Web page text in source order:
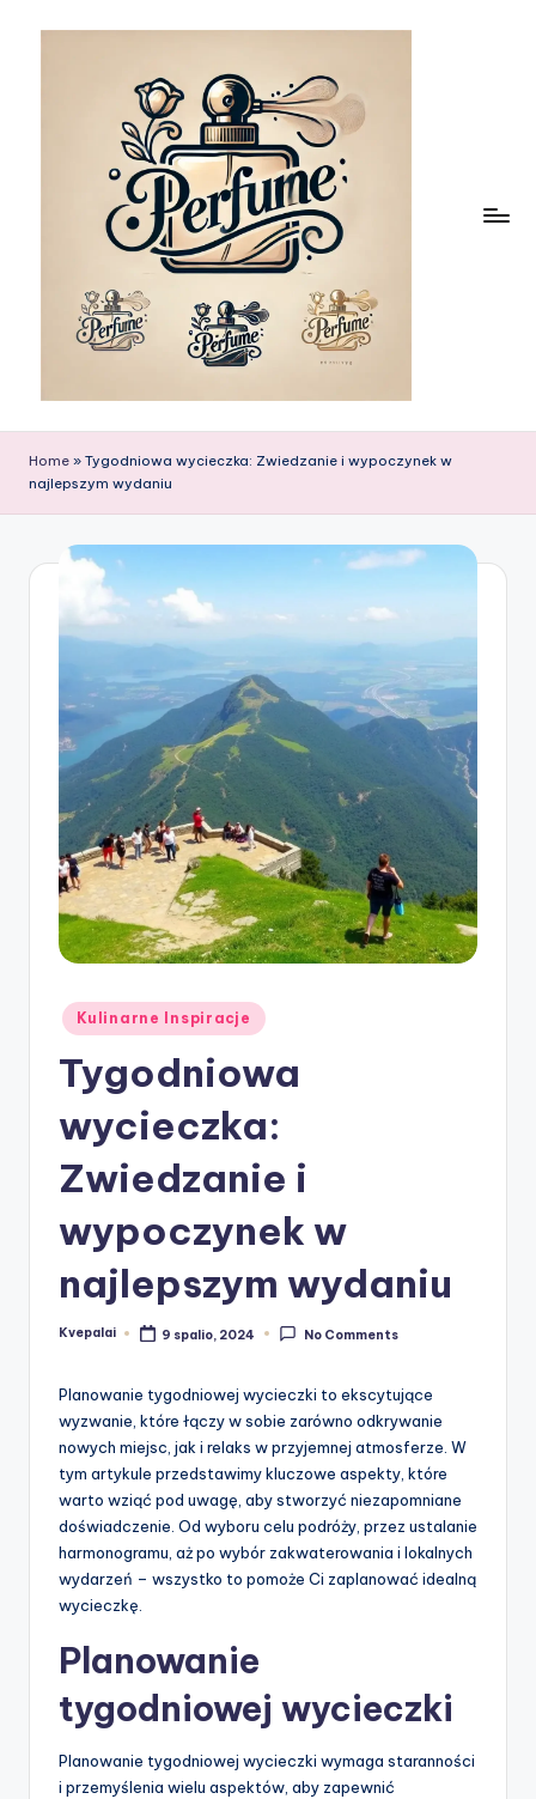
Home » Tygodniowa wycieczka: Zwiedzanie i wypoczynek w
najlepszym wydaniu
Posted
in
Kulinarne Inspiracje
Tygodniowa
wycieczka:
Zwiedzanie i
wypoczynek w
najlepszym wydaniu
Posted
Kvepalai 9 spalio, 2024 No Comments
Planowanie tygodniowej wycieczki to ekscytujące
wyzwanie, które łączy w sobie zarówno odkrywanie
nowych miejsc, jak i relaks w przyjemnej atmosferze. W
tym artykule przedstawimy kluczowe aspekty, które
warto wziąć pod uwagę, aby stworzyć niezapomniane
doświadczenie. Od wyboru celu podróży, przez ustalanie
harmonogramu, aż po wybór zakwaterowania i lokalnych
wydarzeń – wszystko to pomoże Ci zaplanować idealną
wycieczkę.
Planowanie
tygodniowej wycieczki
Planowanie tygodniowej wycieczki wymaga staranności
i przemyślenia wielu aspektów, aby zapewnić